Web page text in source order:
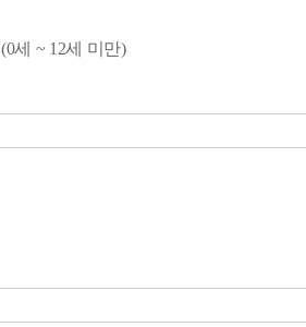
(0세 ~ 12세 미만)